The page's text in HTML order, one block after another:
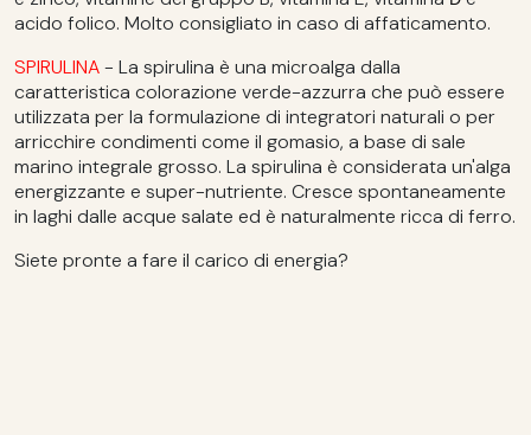
acido folico. Molto consigliato in caso di affaticamento.
SPIRULINA- La spirulina è una microalga dalla
caratteristica colorazione verde-azzurra che può essere
utilizzata per la formulazione di integratori naturali o per
arricchire condimenti come il gomasio, a base di sale
marino integrale grosso. La spirulina è considerata un'alga
energizzante e super-nutriente. Cresce spontaneamente
in laghi dalle acque salate ed è naturalmente ricca di ferro.
Siete pronte a fare il carico di energia?